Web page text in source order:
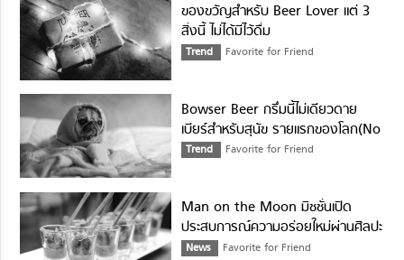
ของขวัญสำหรับ Beer Lover แต่ 3
สิ่งนี้ ไม่ได้มีไว้ดื่ม
Trend Favorite for Friend
Bowser Beer กรึ่มนี้ไม่เดียวดาย
เบียร์สำหรับสุนัข รายแรกของโลก(No
Alcohol)
Trend Favorite for Friend
Man on the Moon มิชชั่นเปิด
ประสบการณ์ความอร่อยใหม่ผ่านศิลปะ
การจับคู่คราฟท์เบียร์
News Favorite for Friend